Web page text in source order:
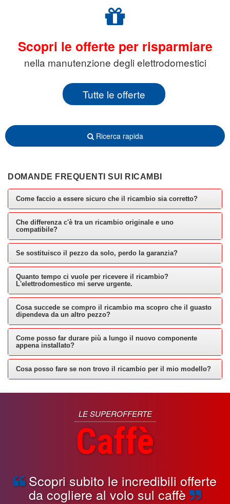
Scopri le offerte per risparmiare
nella manutenzione degli elettrodomestici
Tutte le offerte
Ricerca rapida
DOMANDE FREQUENTI SUI RICAMBI
Come faccio a essere sicuro che il ricambio sia corretto?
Che differenza c'è tra un ricambio originale e uno
compatibile?
Se sostituisco il pezzo da solo, perdo la garanzia?
Quanto tempo ci vuole per ricevere il ricambio?
L'elettrodomestico mi serve urgente.
Cosa succede se compro il ricambio ma scopro che il guasto
dipendeva da un altro pezzo?
Come posso far durare più a lungo il nuovo componente
appena installato?
Cosa posso fare se non trovo il ricambio per il mio modello?
LE SUPEROFFERTE
Caffè
Scopri subito le incredibili offerte
da cogliere al volo sul caffè